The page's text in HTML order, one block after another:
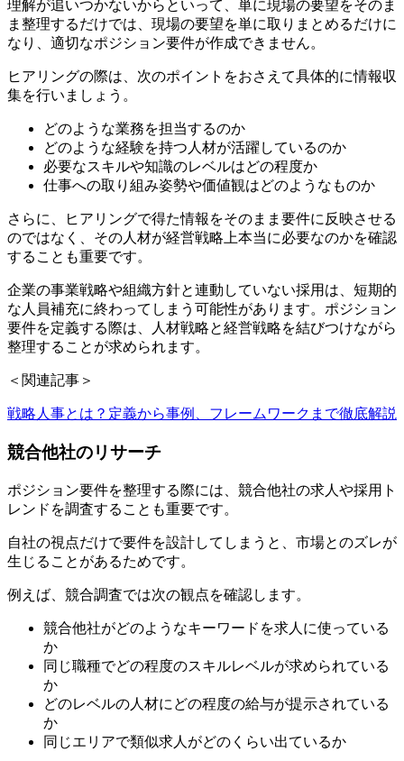
理解が追いつかないからといって、単に現場の要望をそのま
ま整理するだけでは、現場の要望を単に取りまとめるだけに
なり、適切なポジション要件が作成できません。
ヒアリングの際は、次のポイントをおさえて具体的に情報収
集を行いましょう。
どのような業務を担当するのか
どのような経験を持つ人材が活躍しているのか
必要なスキルや知識のレベルはどの程度か
仕事への取り組み姿勢や価値観はどのようなものか
さらに、ヒアリングで得た情報をそのまま要件に反映させる
のではなく、その人材が経営戦略上本当に必要なのかを確認
することも重要です。
企業の事業戦略や組織方針と連動していない採用は、短期的
な人員補充に終わってしまう可能性があります。ポジション
要件を定義する際は、人材戦略と経営戦略を結びつけながら
整理することが求められます。
＜関連記事＞
戦略人事とは？定義から事例、フレームワークまで徹底解説
競合他社のリサーチ
ポジション要件を整理する際には、競合他社の求人や採用ト
レンドを調査することも重要です。
自社の視点だけで要件を設計してしまうと、市場とのズレが
生じることがあるためです。
例えば、競合調査では次の観点を確認します。
競合他社がどのようなキーワードを求人に使っている
か
同じ職種でどの程度のスキルレベルが求められている
か
どのレベルの人材にどの程度の給与が提示されている
か
同じエリアで類似求人がどのくらい出ているか